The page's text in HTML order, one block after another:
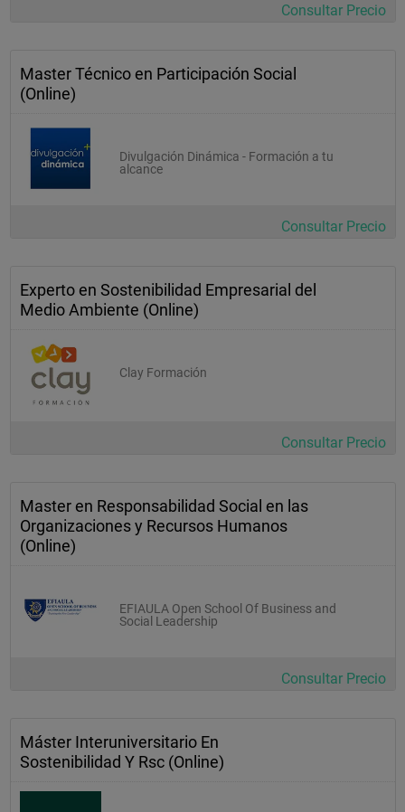
Consultar Precio
Master Técnico en Participación Social
(Online)
Divulgación Dinámica - Formación a tu
alcance
Consultar Precio
Experto en Sostenibilidad Empresarial del
Medio Ambiente (Online)
Clay Formación
Consultar Precio
Master en Responsabilidad Social en las
Organizaciones y Recursos Humanos
(Online)
EFIAULA Open School Of Business and
Social Leadership
Consultar Precio
Máster Interuniversitario En
Sostenibilidad Y Rsc (Online)